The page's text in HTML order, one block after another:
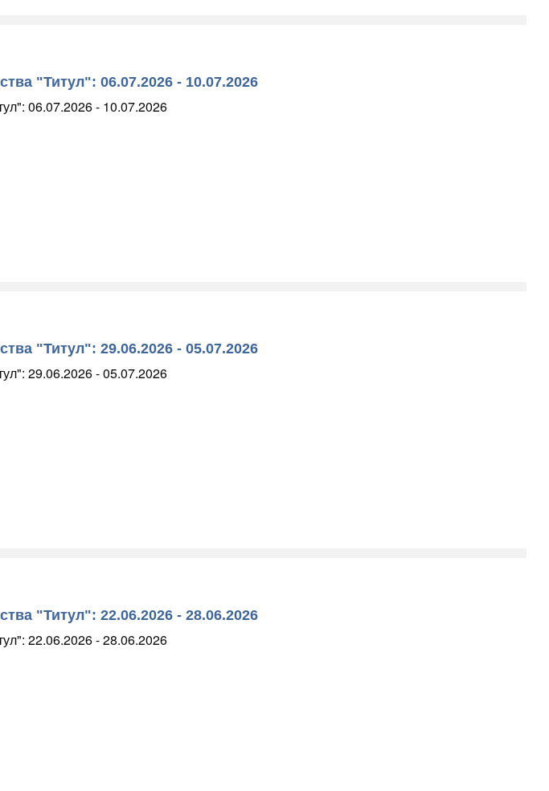
"Титул": 06.07.2026 - 10.07.2026
06.07.2026 - 10.07.2026
"Титул": 29.06.2026 - 05.07.2026
29.06.2026 - 05.07.2026
"Титул": 22.06.2026 - 28.06.2026
22.06.2026 - 28.06.2026